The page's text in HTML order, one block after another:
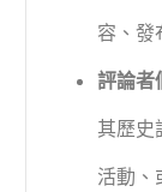
容、發
評論者
其歷史
活動、